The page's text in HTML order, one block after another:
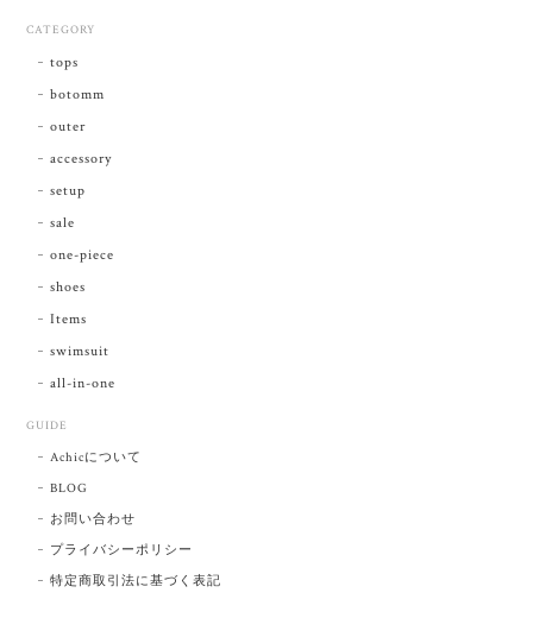
CATEGORY
tops
botomm
outer
accessory
setup
sale
one-piece
shoes
Items
swimsuit
all-in-one
GUIDE
Achicについて
BLOG
お問い合わせ
プライバシーポリシー
特定商取引法に基づく表記